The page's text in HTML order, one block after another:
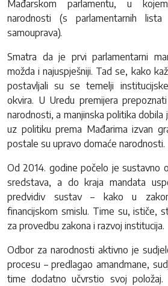
Mađarskom parlamentu, u
narodnosti (s parlamentarnih lista
samouprava).
Smatra da je prvi parlamentarni
možda i najuspješniji. Tad se, kako
postavljali su se temelji
okvira. U Uredu premijera
narodnosti, a manjinska politika dobila
uz politiku prema Mađarima izvan
postale su upravo domaće narodnosti.
Od 2014. godine počelo je sustavno
sredstava, a do kraja mandata
predvidiv sustav – kako u
financijskom smislu. Time su, ističe,
za provedbu zakona i razvoj institucija.
Odbor za narodnosti aktivno je
procesu – predlagao amandmane,
time dodatno učvrstio svoj